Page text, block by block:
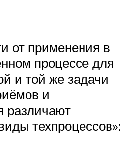
от применения в
процессе для
и той же задачи
и
различают
техпроцессов»: